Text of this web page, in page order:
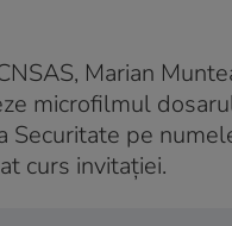
Marian
microfilmul
Securitate pe
curs invitației.